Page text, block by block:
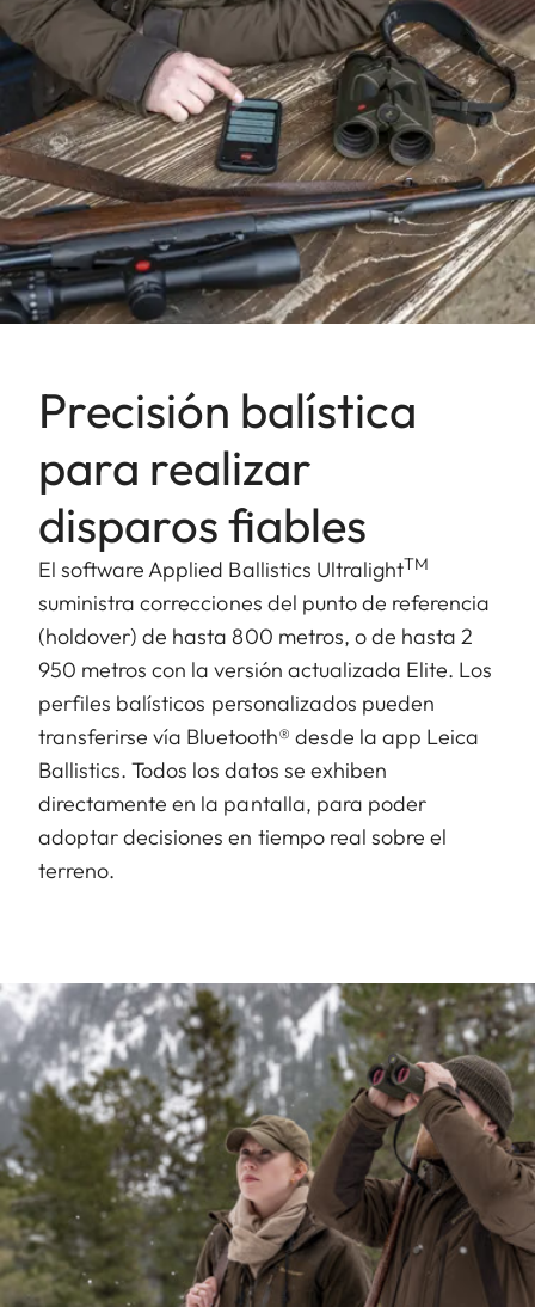
Precisión balística
para realizar
disparos fiables
El software Applied Ballistics UltralightTM
suministra correcciones del punto de referencia
(holdover) de hasta 800 metros, o de hasta 2
950 metros con la versión actualizada Elite. Los
perfiles balísticos personalizados pueden
transferirse vía Bluetooth® desde la app Leica
Ballistics. Todos los datos se exhiben
directamente en la pantalla, para poder
adoptar decisiones en tiempo real sobre el
terreno.